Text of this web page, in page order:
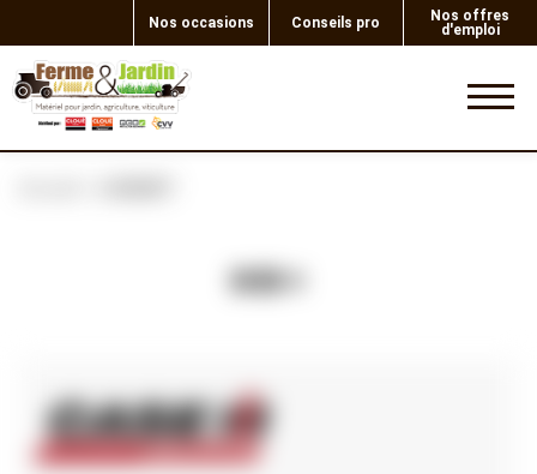
Nos occasions Conseils pro
Nos offres
d'emploi